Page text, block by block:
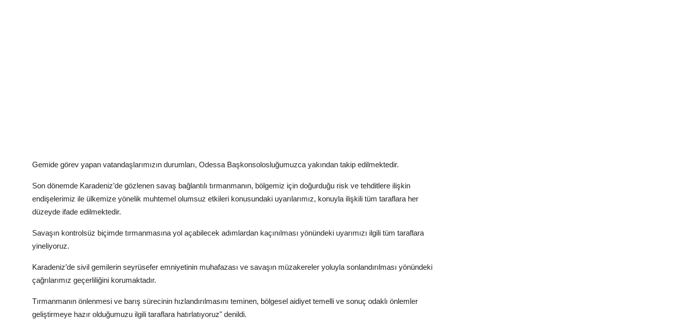
Gemide görev yapan vatandaşlarımızın durumları, Odessa Başkonsolosluğumuzca yakından takip edilmektedir.
Son dönemde Karadeniz’de gözlenen savaş bağlantılı tırmanmanın, bölgemiz için doğurduğu risk ve tehditlere ilişkin
endişelerimiz ile ülkemize yönelik muhtemel olumsuz etkileri konusundaki uyarılarımız, konuyla ilişkili tüm taraflara her
düzeyde ifade edilmektedir.
Savaşın kontrolsüz biçimde tırmanmasına yol açabilecek adımlardan kaçınılması yönündeki uyarımızı ilgili tüm taraflara
yineliyoruz.
Karadeniz’de sivil gemilerin seyrüsefer emniyetinin muhafazası ve savaşın müzakereler yoluyla sonlandırılması yönündeki
çağrılarımız geçerliliğini korumaktadır.
Tırmanmanın önlenmesi ve barış sürecinin hızlandırılmasını teminen, bölgesel aidiyet temelli ve sonuç odaklı önlemler
geliştirmeye hazır olduğumuzu ilgili taraflara hatırlatıyoruz" denildi.